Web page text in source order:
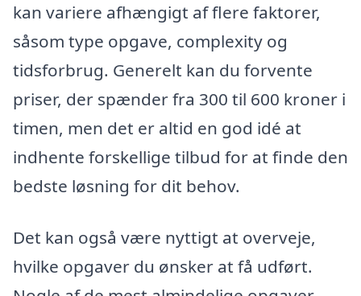
kan variere afhængigt af flere faktorer,
såsom type opgave, complexity og
tidsforbrug. Generelt kan du forvente
priser, der spænder fra 300 til 600 kroner i
timen, men det er altid en god idé at
indhente forskellige tilbud for at finde den
bedste løsning for dit behov.
Det kan også være nyttigt at overveje,
hvilke opgaver du ønsker at få udført.